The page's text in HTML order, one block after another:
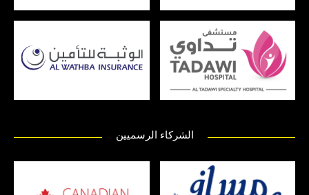
الشركاء الرسميين